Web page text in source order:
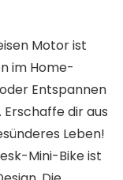
Motor ist
im Home-
Entspannen
dir aus
Leben!
Mini-Bike ist